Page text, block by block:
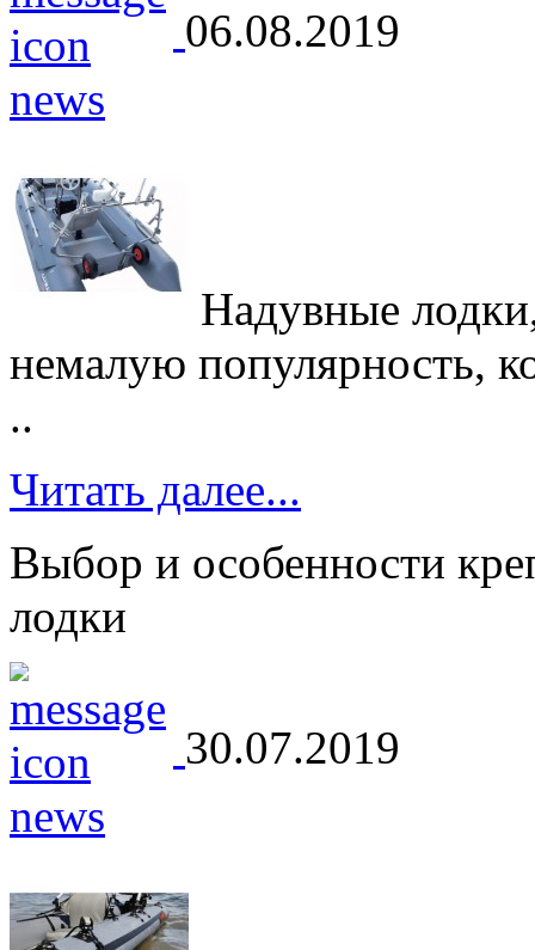
06.08.2019
Надувные
немалую популярность,
..
Читать далее...
Выбор и особенности
лодки
30.07.2019